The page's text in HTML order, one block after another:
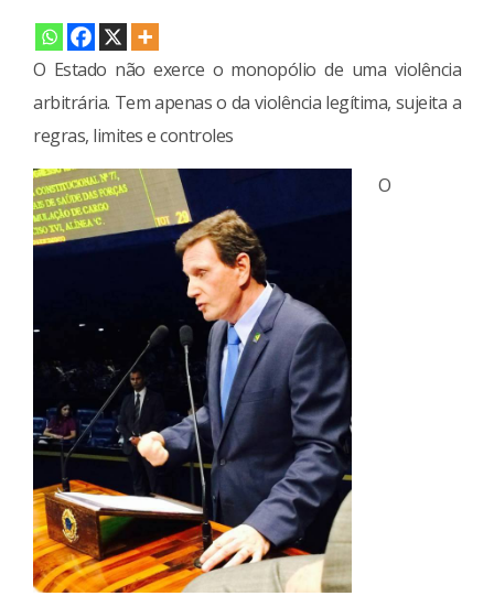
O Estado não exerce o monopólio de uma violência
arbitrária. Tem apenas o da violência legítima, sujeita a
regras, limites e controles
O